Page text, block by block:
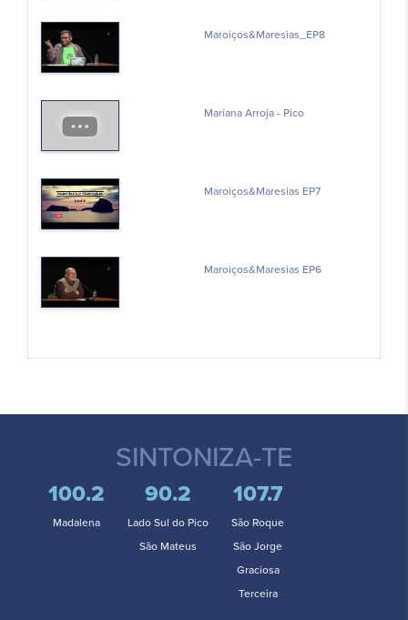
Maroiços&Maresias_EP8
Mariana Arroja - Pico
Maroiços&Maresias EP7
Maroiços&Maresias EP6
SINTONIZA-TE
100.2
Madalena
90.2
Lado Sul do Pico
São Mateus
107.7
São Roque
São Jorge
Graciosa
Terceira